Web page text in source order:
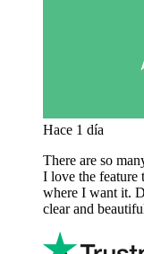
Hace 1 día
There are so
I love the feature
where I want it.
clear and